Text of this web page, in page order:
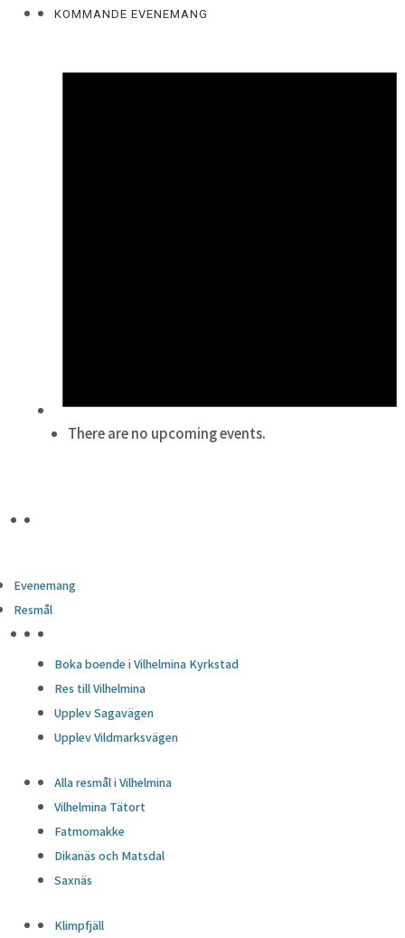
KOMMANDE EVENEMANG
There are no upcoming events.
Evenemang
Resmål
Boka boende i Vilhelmina Kyrkstad
Res till Vilhelmina
Upplev Sagavägen
Upplev Vildmarksvägen
Alla resmål i Vilhelmina
Vilhelmina Tätort
Fatmomakke
Dikanäs och Matsdal
Saxnäs
Klimpfjäll